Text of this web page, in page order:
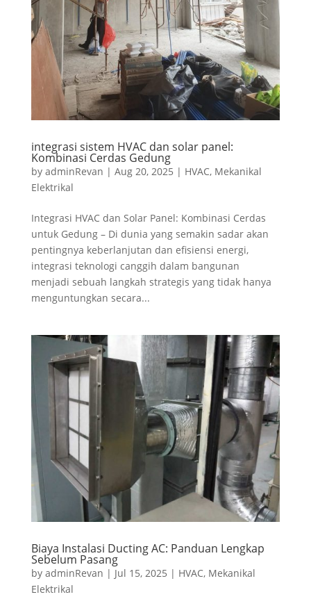
integrasi sistem HVAC dan solar panel:
Kombinasi Cerdas Gedung
by adminRevan | Aug 20, 2025 | HVAC, Mekanikal
Elektrikal
Integrasi HVAC dan Solar Panel: Kombinasi Cerdas
untuk Gedung – Di dunia yang semakin sadar akan
pentingnya keberlanjutan dan efisiensi energi,
integrasi teknologi canggih dalam bangunan
menjadi sebuah langkah strategis yang tidak hanya
menguntungkan secara...
Biaya Instalasi Ducting AC: Panduan Lengkap
Sebelum Pasang
by adminRevan | Jul 15, 2025 | HVAC, Mekanikal
Elektrikal